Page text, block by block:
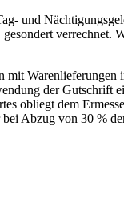
und
verrechnet.
mit Warenlieferungen
der Gutschrift
obliegt dem
Abzug von 30 %